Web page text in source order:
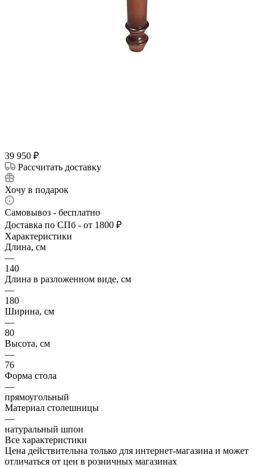
39 950 ₽
Рассчитать доставку
Хочу в подарок
Самовывоз - бесплатно
Доставка по СПб - от 1800 ₽
Характеристики
Длина, см
—
140
Длина в разложенном виде, см
—
180
Ширина, см
—
80
Высота, см
—
76
Форма стола
—
прямоугольный
Материал столешницы
—
натуральный шпон
Все характеристики
Цена действительна только для интернет-магазина и может
отличаться от цен в розничных магазинах